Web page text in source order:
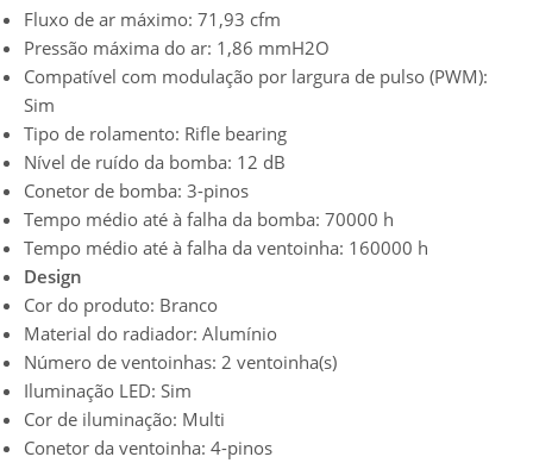
Fluxo de ar máximo: 71,93 cfm
Pressão máxima do ar: 1,86 mmH2O
Compatível com modulação por largura de pulso (PWM):
Sim
Tipo de rolamento: Rifle bearing
Nível de ruído da bomba: 12 dB
Conetor de bomba: 3-pinos
Tempo médio até à falha da bomba: 70000 h
Tempo médio até à falha da ventoinha: 160000 h
Design
Cor do produto: Branco
Material do radiador: Alumínio
Número de ventoinhas: 2 ventoinha(s)
Iluminação LED: Sim
Cor de iluminação: Multi
Conetor da ventoinha: 4-pinos